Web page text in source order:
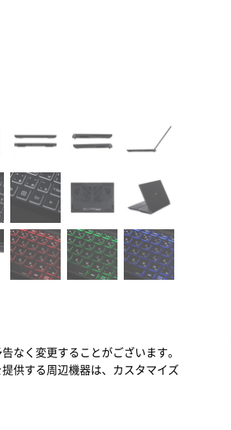
なく変更することがございます。
供する周辺機器は、カスタマイズ